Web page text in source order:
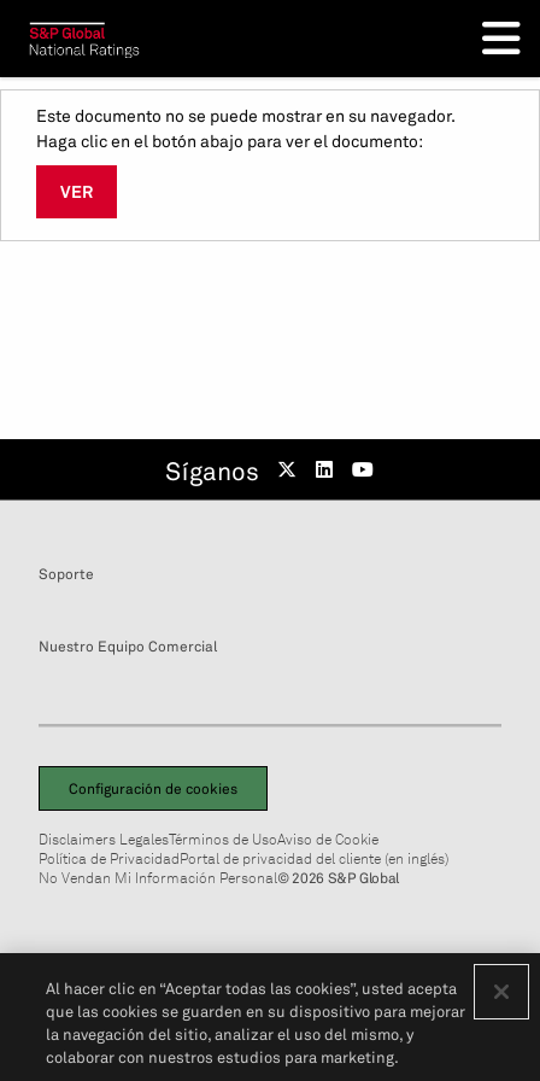
Este documento no se puede mostrar en su navegador.
Haga clic en el botón abajo para ver el documento:
VER
Síganos
Soporte
Nuestro Equipo Comercial
Configuración de cookies
Disclaimers LegalesTérminos de UsoAviso de Cookie
Política de PrivacidadPortal de privacidad del cliente (en inglés)
No Vendan Mi Información Personal© 2026 S&P Global
Al hacer clic en “Aceptar todas las cookies”, usted acepta
que las cookies se guarden en su dispositivo para mejorar
la navegación del sitio, analizar el uso del mismo, y
colaborar con nuestros estudios para marketing.